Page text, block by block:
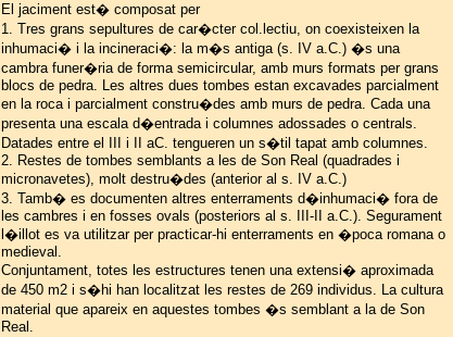
El jaciment est� composat per
1. Tres grans sepultures de car�cter col.lectiu, on coexisteixen la
inhumaci� i la incineraci�: la m�s antiga (s. IV a.C.) �s una
cambra funer�ria de forma semicircular, amb murs formats per grans
blocs de pedra. Les altres dues tombes estan excavades parcialment
en la roca i parcialment constru�des amb murs de pedra. Cada una
presenta una escala d�entrada i columnes adossades o centrals.
Datades entre el III i II aC. tengueren un s�til tapat amb columnes.
2. Restes de tombes semblants a les de Son Real (quadrades i
micronavetes), molt destru�des (anterior al s. IV a.C.)
3. Tamb� es documenten altres enterraments d�inhumaci� fora de
les cambres i en fosses ovals (posteriors al s. III-II a.C.). Segurament
l�illot es va utilitzar per practicar-hi enterraments en �poca romana o
medieval.
Conjuntament, totes les estructures tenen una extensi� aproximada
de 450 m2 i s�hi han localitzat les restes de 269 individus. La cultura
material que apareix en aquestes tombes �s semblant a la de Son
Real.